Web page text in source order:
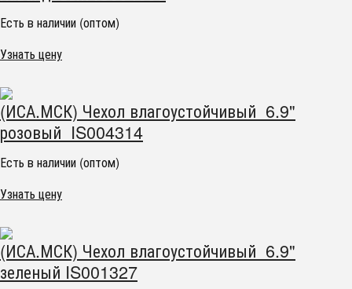
Есть в наличии (оптом)
Узнать цену
(ИСА.МСК) Чехол влагоустойчивый 6.9"
розовый IS004314
Есть в наличии (оптом)
Узнать цену
(ИСА.МСК) Чехол влагоустойчивый 6.9"
зеленый IS001327